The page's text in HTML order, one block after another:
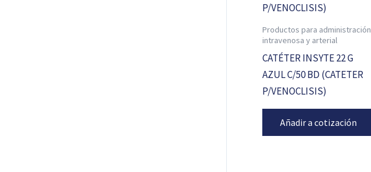
Productos para administración
intravenosa y arterial
CATÉTER INSYTE 22 G
AZUL C/50 BD (CATETER
P/VENOCLISIS)
Añadir a cotización